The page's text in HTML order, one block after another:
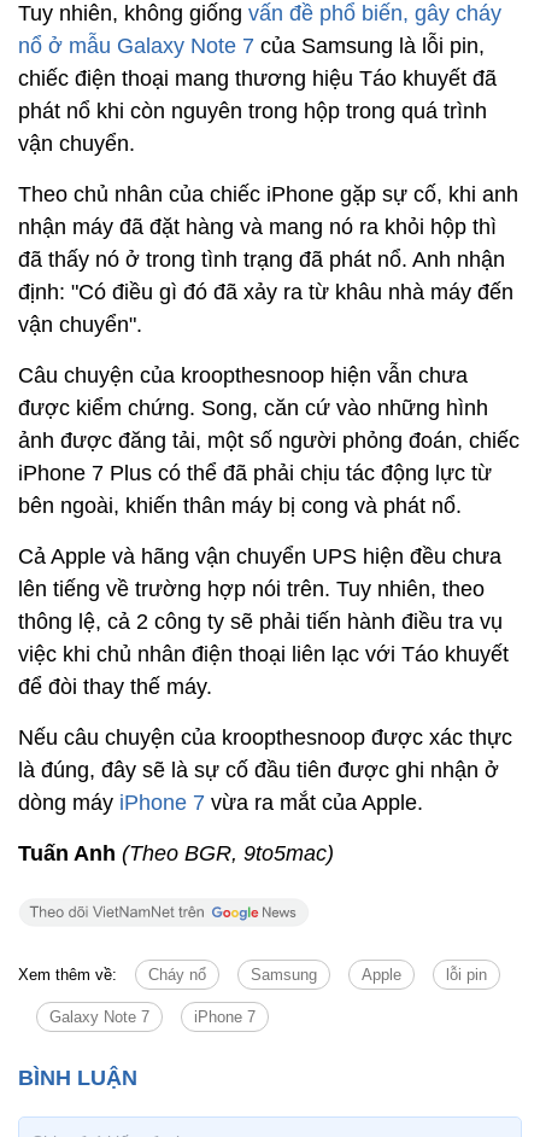
Tuy nhiên, không giống vấn đề phổ biến, gây cháy
nổ ở mẫu Galaxy Note 7 của Samsung là lỗi pin,
chiếc điện thoại mang thương hiệu Táo khuyết đã
phát nổ khi còn nguyên trong hộp trong quá trình
vận chuyển.
Theo chủ nhân của chiếc iPhone gặp sự cố, khi anh
nhận máy đã đặt hàng và mang nó ra khỏi hộp thì
đã thấy nó ở trong tình trạng đã phát nổ. Anh nhận
định: "Có điều gì đó đã xảy ra từ khâu nhà máy đến
vận chuyển".
Câu chuyện của kroopthesnoop hiện vẫn chưa
được kiểm chứng. Song, căn cứ vào những hình
ảnh được đăng tải, một số người phỏng đoán, chiếc
iPhone 7 Plus có thể đã phải chịu tác động lực từ
bên ngoài, khiến thân máy bị cong và phát nổ.
Cả Apple và hãng vận chuyển UPS hiện đều chưa
lên tiếng về trường hợp nói trên. Tuy nhiên, theo
thông lệ, cả 2 công ty sẽ phải tiến hành điều tra vụ
việc khi chủ nhân điện thoại liên lạc với Táo khuyết
để đòi thay thế máy.
Nếu câu chuyện của kroopthesnoop được xác thực
là đúng, đây sẽ là sự cố đầu tiên được ghi nhận ở
dòng máy iPhone 7 vừa ra mắt của Apple.
Tuấn Anh (Theo BGR, 9to5mac)
Xem thêm về: Cháy nổ Samsung Apple lỗi pin
Galaxy Note 7 iPhone 7